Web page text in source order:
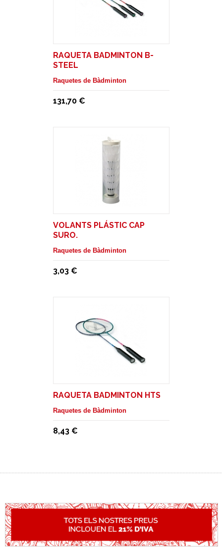
RAQUETA BADMINTON B-
STEEL
Raquetes de Bàdminton
131,70 €
VOLANTS PLÁSTIC CAP
SURO.
Raquetes de Bàdminton
3,03 €
RAQUETA BADMINTON HTS
Raquetes de Bàdminton
8,43 €